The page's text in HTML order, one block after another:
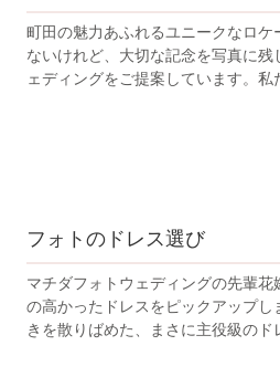
町田の魅力あふれるユニークなロケーショ
ないけれど、大切な記念を写真に
ェディングをご提案しています。私
フォトのドレス選び
マチダフォトウェディングの先輩花嫁さま
の高かったドレスをピックアップしました！ ✨華やかプリンセス
きを散りばめた、まさに主役級のド